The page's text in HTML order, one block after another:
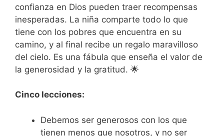
confianza en Dios pueden traer recompensas
inesperadas. La niña comparte todo lo que
tiene con los pobres que encuentra en su
camino, y al final recibe un regalo maravilloso
del cielo. Es una fábula que enseña el valor de
la generosidad y la gratitud. 🌟
Cinco lecciones:
Debemos ser generosos con los que
tienen menos que nosotros, y no ser